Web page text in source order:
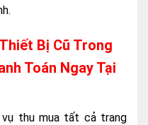
Bị Cũ Trong
Toán Ngay Tại
thu mua tất cả trang